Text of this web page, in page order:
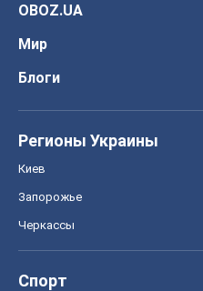
OBOZ.UA
Мир
Блоги
Регионы Украины
Киев
Запорожье
Черкассы
Спорт